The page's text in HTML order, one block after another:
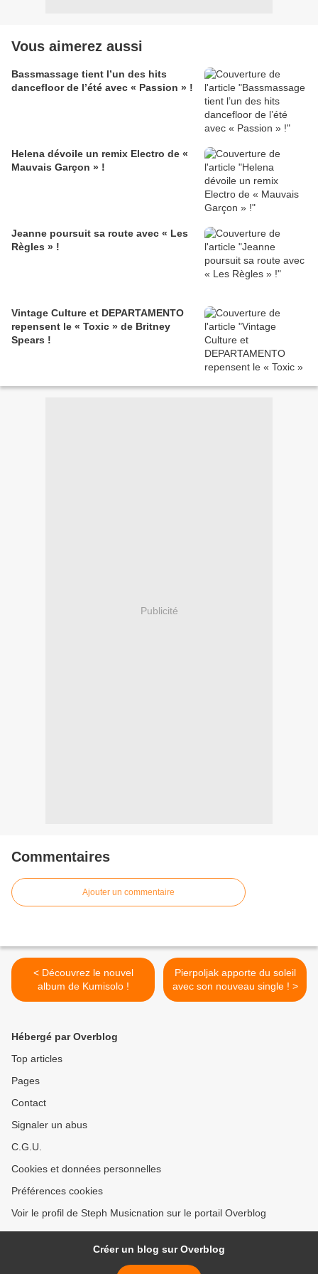
Vous aimerez aussi
Bassmassage tient l’un des hits
dancefloor de l’été avec « Passion » !
Helena dévoile un remix Electro de «
Mauvais Garçon » !
Jeanne poursuit sa route avec « Les
Règles » !
Vintage Culture et DEPARTAMENTO
repensent le « Toxic » de Britney
Spears !
Publicité
Commentaires
Ajouter un commentaire
< Découvrez le nouvel
album de Kumisolo !
Pierpoljak apporte du soleil
avec son nouveau single ! >
Hébergé par Overblog
Top articles
Pages
Contact
Signaler un abus
C.G.U.
Cookies et données personnelles
Préférences cookies
Voir le profil de Steph Musicnation sur le portail Overblog
Créer un blog sur Overblog